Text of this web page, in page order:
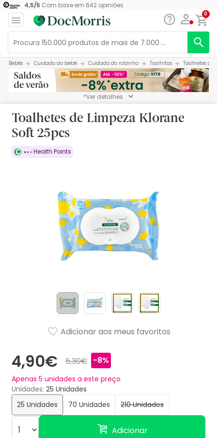
4,5/5 Com base em 642opiniões
0
Bebés Cuidado do bebé Cuidado do rabinho Toalhitas Toalhetes de
*Ver detalhes
Toalhetes de Limpeza Klorane
Soft 25pcs
Health Points
4,90€ 5,30€ -8%
Apenas 5 unidades a este preço
Unidades
25 Unidades
25 Unidades
70 Unidades 210 Unidades
Adicionar
Adicionar aos meus favoritos